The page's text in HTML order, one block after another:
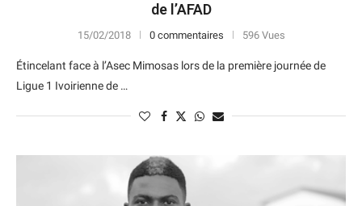
de l’AFAD
15/02/2018 0 commentaires 596 Vues
Étincelant face à l’Asec Mimosas lors de la première journée de
Ligue 1 Ivoirienne de …